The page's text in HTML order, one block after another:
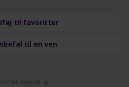
til favoritter
til en ven
Avenstrup